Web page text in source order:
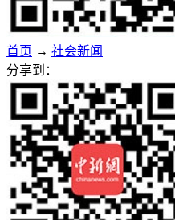
首页 → 社会新闻
分享到：